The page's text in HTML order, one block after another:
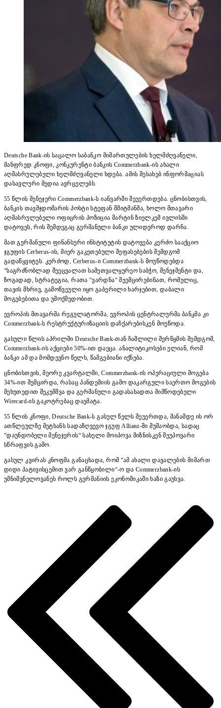
Deutsche Bank-ის საცალო საბანკო მიმართულების ხელმძღვანელი,
მანფრედ კნოფი, კონკურენტი ბანკის Commerzbank-ის ახალი
აღმასრულებელი ხელმძღვანელი ხდება. ამის შესახებ ინფორმაციას
დასავლური მედია ავრცელებს.
55 წლის მენეჯერი Commerzbank-ს იანვარში შეუერთდება. ცნობისთვის,
ბანკის თავმჯდომარის პოსტი სტეფან შმიტმანმა, ხოლო მთავარი
აღმასრულებელი ოფიცრის პოზიცია მარტინ ზიელკემ ივლისში
დატოვეს, რის შემდეგაც გერმანული ბანკი ულიდეროდ დარჩა.
მათ გერმანული ფინანსური ინსტიტუტის დატოვება კერძო სააქციო
ჯგუფის Cerberus-ის, მიერ გაკეთებული შეფასებების შემდგომ
გადაწყვიტეს. კერძოდ, Cerberus-ი Commerzbank-ს მოუწოდებდა
“საგრძნობლად შეეცვალათ სამეთვალყურეო საბჭო, მენეჯმენტი და,
ზოგადად, სტრატეგია, რათა “ვარდნა“ შეემცირებინათ, რომელიც,
თავის მხრივ, გამოწვეული იყო გაბერილი ხარჯებით, დაბალი
მოგებებითა და უმოქმედობით.
ევროპის მთავარმა რეგულატორმა, ევროპის ცენტრალურმა ბანკმა კი
Commerzbank-ს რესტრუქტურიზაციის დაჩქარებისკენ მოუწოდა.
გასული წლის აპრილში Deutsche Bank-თან ჩაშლილი შერწყმის შემდგომ,
Commerzbank-ის აქციები 50%-ით დაეცა. ანალიტიკოსები ელიან, რომ
ბანკი ამ და მომდევნო წელს, წამგებიანი იქნება.
ცნობისთვის, მეორე კვარტალში, Commerzbank-ის ოპერაციული მოგება
34%-ით შემცირდა, რასაც პანდემიის გამო დაკარგული საერთო მოგების
მეხუთედით შეკუმშვა და გერმანული გადასახადთა მიმწოდებელი
Wirecard-ის გაკოტრებაც დაემატა.
55 წლის კნოფი, Deutsche Bank-ს გასულ წელს შეუერთდა, მანამდე ის ორ
ათწლეულზე მეტხანს სადაზღვევო ჯგუფ Allianz-ში მუშაობდა, სადაც
“დაუნდობელი მენეჯერის“ სახელი მოიპოვა მიზნისკენ შეუპოვარი
სწრაფვის გამო.
გასულ კვირას კნოფმა განაცხადა, რომ “ამ ახალი დავალების მიმართ
დიდი პატივისცემით ვარ განწყობილი“-ო და Commerzbank-ის
უმნიშვნელოვანეს როლს გერმანიის ეკონომიკაში ხაზი გაუსვა.